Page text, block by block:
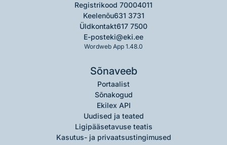
Registrikood 70004011
Keelenõu631 3731
Üldkontakt617 7500
E-posteki@eki.ee
Wordweb App 1.48.0
Sõnaveeb
Portaalist
Sõnakogud
Ekilex API
Uudised ja teated
Ligipääsetavuse teatis
Kasutus- ja privaatsustingimused